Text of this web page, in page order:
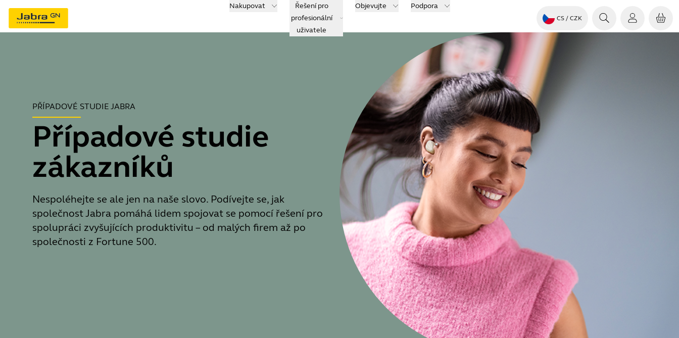
Nakupovat
Řešení pro
profesionální
uživatele
Objevujte Podpora
CS / CZK
PŘÍPADOVÉ STUDIE JABRA
Případové studie
zákazníků
Nespoléhejte se ale jen na naše slovo. Podívejte se, jak
společnost Jabra pomáhá lidem spojovat se pomocí řešení pro
spolupráci zvyšujících produktivitu – od malých firem až po
společnosti z Fortune 500.